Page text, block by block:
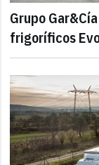
Grupo
frigoríficos